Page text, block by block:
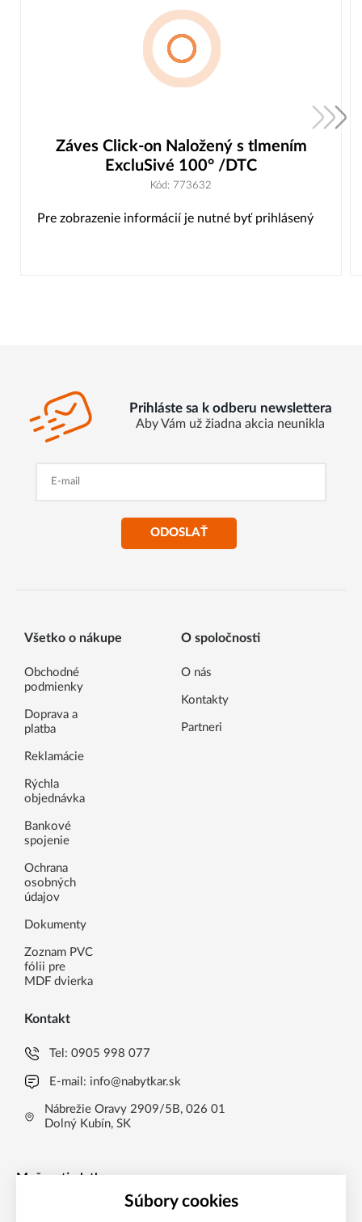
Záves Click-on Naložený s tlmením
ExcluSivé 100° /DTC
Kód: 773632
Pre zobrazenie informácií je nutné byť prihlásený
Prihláste sa k odberu newslettera
Aby Vám už žiadna akcia neunikla
ODOSLAŤ
Všetko o nákupe
Obchodné
podmienky
Doprava a
platba
Reklamácie
Rýchla
objednávka
Bankové
spojenie
Ochrana
osobných
údajov
Dokumenty
Zoznam PVC
fólii pre
MDF dvierka
O spoločnosti
O nás
Kontakty
Partneri
Kontakt
Tel:0905 998 077
E-mail: info@nabytkar.sk
Nábrežie Oravy 2909/5B, 026 01
Dolný Kubín, SK
Možnosti platby
Súbory cookies